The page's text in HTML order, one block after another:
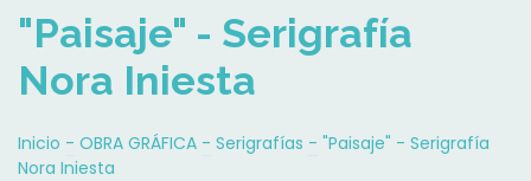
"Paisaje" - Serigrafía
Nora Iniesta
Inicio - OBRA GRÁFICA - Serigrafías - "Paisaje" - Serigrafía
Nora Iniesta